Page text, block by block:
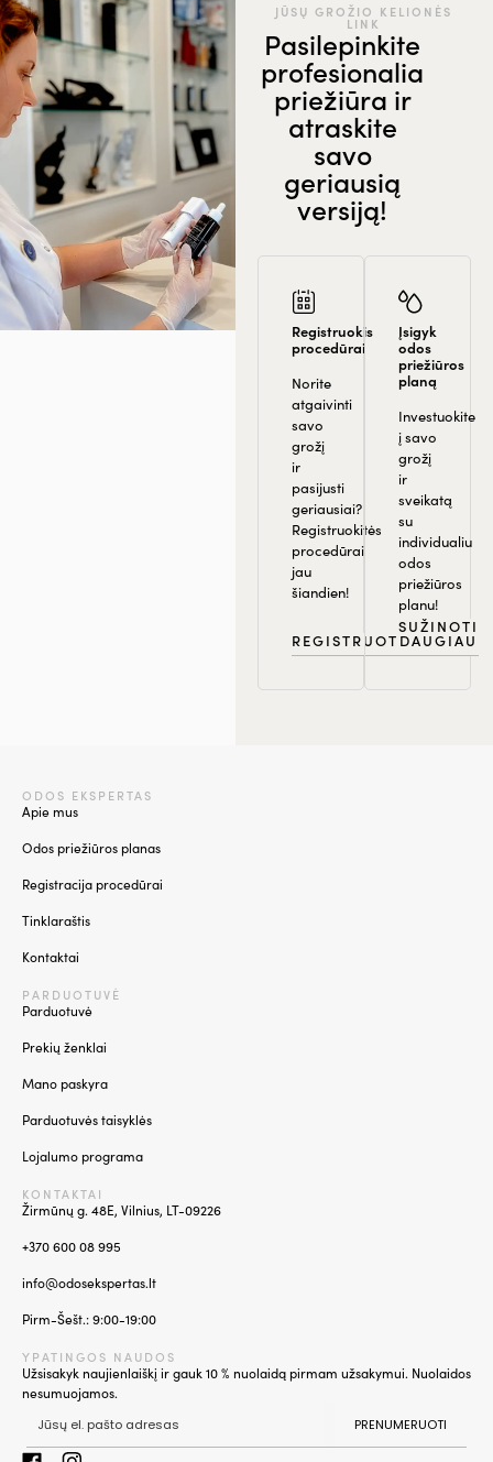
JŪSŲ GROŽIO KELIONĖS
LINK
Pasilepinkite
profesionalia
priežiūra ir
atraskite
savo
geriausią
versiją!
Registruokis
procedūrai
Norite
atgaivinti
savo
grožį
ir
pasijusti
geriausiai?
Registruokitės
procedūrai
jau
šiandien!
REGISTRUOTIS
Įsigyk
odos
priežiūros
planą
Investuokite
į savo
grožį
ir
sveikatą
su
individualiu
odos
priežiūros
planu!
SUŽINOTI
DAUGIAU
ODOS EKSPERTAS
Apie mus
Odos priežiūros planas
Registracija procedūrai
Tinklaraštis
Kontaktai
PARDUOTUVĖ
Parduotuvė
Prekių ženklai
Mano paskyra
Parduotuvės taisyklės
Lojalumo programa
KONTAKTAI
Žirmūnų g. 48E, Vilnius, LT-09226
+370 600 08 995
info@odosekspertas.lt
Pirm-Šešt.: 9:00-19:00
YPATINGOS NAUDOS
Užsisakyk naujienlaiškį ir gauk 10 % nuolaidą pirmam užsakymui. Nuolaidos
nesumuojamos.
PRENUMERUOTI